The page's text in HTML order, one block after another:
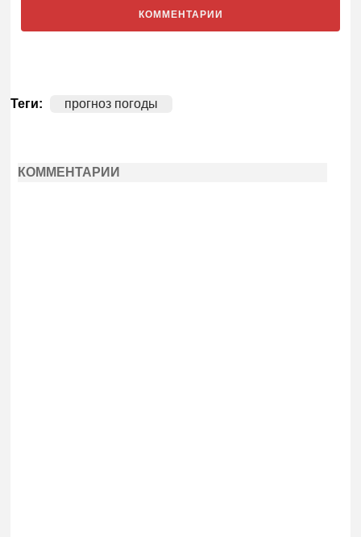
КОММЕНТАРИИ
Теги: прогноз погоды
КОММЕНТАРИИ